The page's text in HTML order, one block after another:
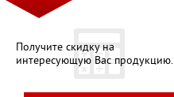
Получите скидку на
интересующую Вас продукцию.